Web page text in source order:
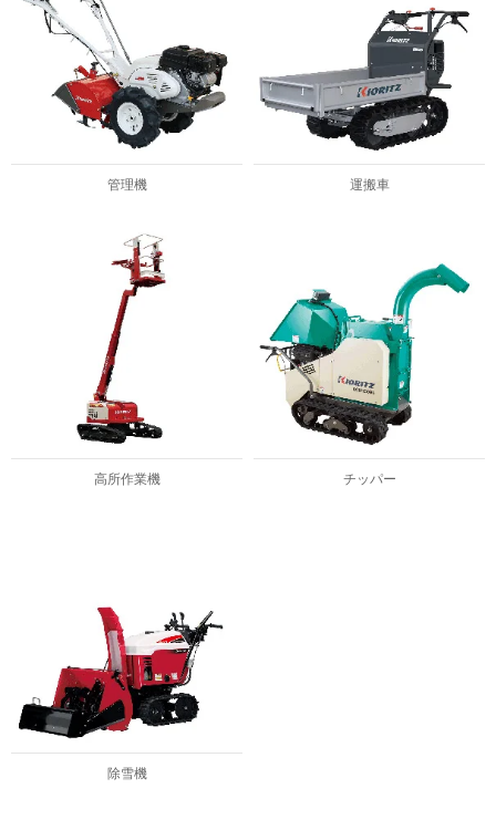
管理機 運搬車
高所作業機 チッパー
除雪機